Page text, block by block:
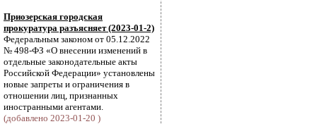
Приозерская городская
прокуратура разъясняет (2023-01-2)
Федеральным законом от 05.12.2022
№ 498-ФЗ «О внесении изменений в
отдельные законодательные акты
Российской Федерации» установлены
новые запреты и ограничения в
отношении лиц, признанных
иностранными агентами.
(добавлено 2023-01-20 )